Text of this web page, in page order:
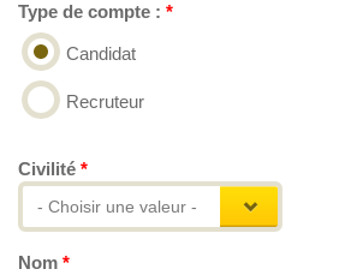
ONGLETS PRINCIPAUX
Type de compte : *
Candidat
Recruteur
Civilité *
- Choisir une valeur -
Nom *